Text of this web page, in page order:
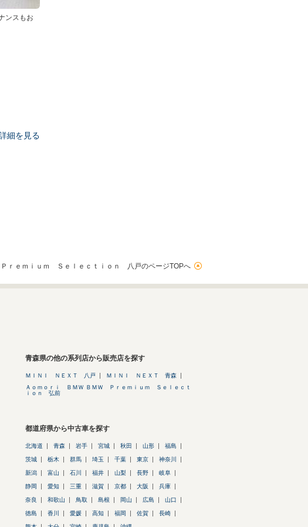
ンスもお
細を見る
ｒｅｍｉｕｍ Ｓｅｌｅｃｔｉｏｎ 八戸のページTOPへ
青森県の他の系列店から販売店を探す
ＭＩＮＩ ＮＥＸＴ 八戸
ＭＩＮＩ ＮＥＸＴ 青森
Ａｏｍｏｒｉ ＢＭＷ ＢＭＷ Ｐｒｅｍｉｕｍ Ｓｅｌｅｃｔ
ｉｏｎ 弘前
都道府県から中古車を探す
北海道 青森 岩手 宮城 秋田 山形 福島
茨城 栃木 群馬 埼玉 千葉 東京 神奈川
新潟 富山 石川 福井 山梨 長野 岐阜
静岡 愛知 三重 滋賀 京都 大阪 兵庫
奈良 和歌山 鳥取 島根 岡山 広島 山口
徳島 香川 愛媛 高知 福岡 佐賀 長崎